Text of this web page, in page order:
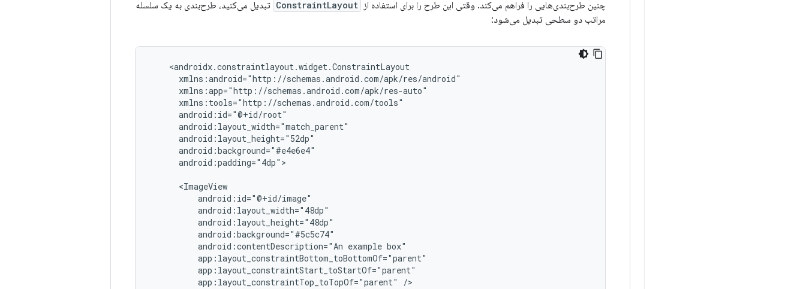
چنین طرح‌بندی‌هایی را فراهم می‌کند. وقتی این طرح را برای استفاده از ConstraintLayout تبدیل می‌کنید، طرح‌بندی به یک سلسله
مراتب دو سطحی تبدیل می‌شود:
android:padding="4dp">
android:contentDescription="An example
app:layout_constraintTop_toTopOf="parent"
/>